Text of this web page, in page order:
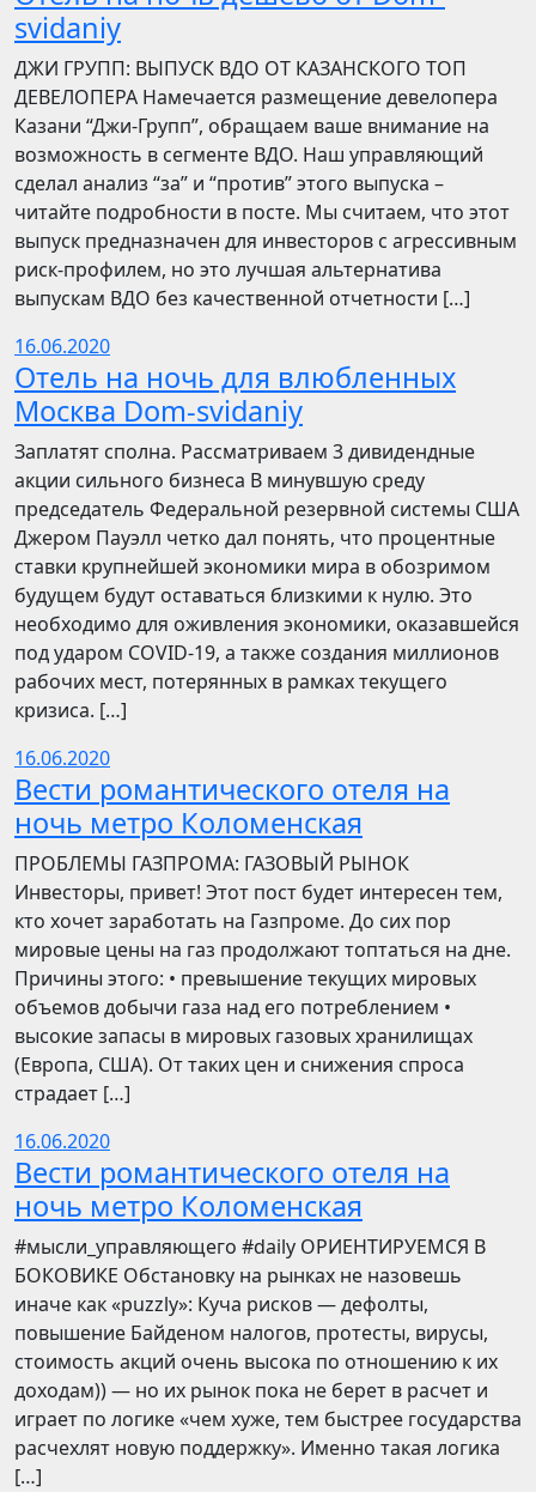
svidaniy
​​ДЖИ ГРУПП: ВЫПУСК ВДО ОТ КАЗАНСКОГО ТОП
ДЕВЕЛОПЕРА Намечается размещение девелопера
Казани “Джи-Групп”, обращаем ваше внимание на
возможность в сегменте ВДО. Наш управляющий
сделал анализ “за” и “против” этого выпуска –
читайте подробности в посте. Мы считаем, что этот
выпуск предназначен для инвесторов с агрессивным
риск-профилем, но это лучшая альтернатива
выпускам ВДО без качественной отчетности […]
16.06.2020
Отель на ночь для влюбленных
Москва Dom-svidaniy
Заплатят сполна. Рассматриваем 3 дивидендные
акции сильного бизнеса В минувшую среду
председатель Федеральной резервной системы США
Джером Пауэлл четко дал понять, что процентные
ставки крупнейшей экономики мира в обозримом
будущем будут оставаться близкими к нулю. Это
необходимо для оживления экономики, оказавшейся
под ударом COVID-19, а также создания миллионов
рабочих мест, потерянных в рамках текущего
кризиса. […]
16.06.2020
Вести романтического отеля на
ночь метро Коломенская
ПРОБЛЕМЫ ГАЗПРОМА: ГАЗОВЫЙ РЫНОК
Инвесторы, привет! Этот пост будет интересен тем,
кто хочет заработать на Газпроме. До сих пор
мировые цены на газ продолжают топтаться на дне.
Причины этого: • превышение текущих мировых
объемов добычи газа над его потреблением •
высокие запасы в мировых газовых хранилищах
(Европа, США). От таких цен и снижения спроса
страдает […]
16.06.2020
Вести романтического отеля на
ночь метро Коломенская
​​#мысли_управляющего #daily ОРИЕНТИРУЕМСЯ В
БОКОВИКЕ Обстановку на рынках не назовешь
иначе как «puzzly»: Куча рисков — дефолты,
повышение Байденом налогов, протесты, вирусы,
стоимость акций очень высока по отношению к их
доходам)) — но их рынок пока не берет в расчет и
играет по логике «чем хуже, тем быстрее государства
расчехлят новую поддержку». Именно такая логика
[…]